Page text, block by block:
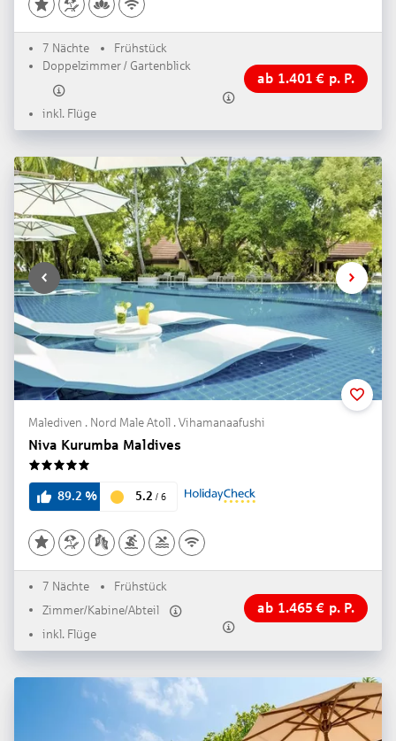
7 Nächte
Frühstück
Doppelzimmer / Gartenblick
inkl. Flüge
ab 1.401 € p. P.
Malediven . Nord Male Atoll . Vihamanaafushi
Niva Kurumba Maldives
89.2 % 5.2 / 6
7 Nächte
Frühstück
Zimmer/Kabine/Abteil
inkl. Flüge
ab 1.465 € p. P.